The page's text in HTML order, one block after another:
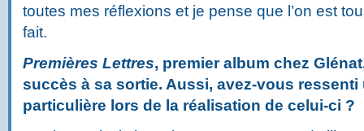
toutes mes réflexions et je pense que l’on est
fait.
Premières Lettres, premier album chez
succès à sa sortie. Aussi, avez-vous
particulière lors de la réalisation de celui-ci ?